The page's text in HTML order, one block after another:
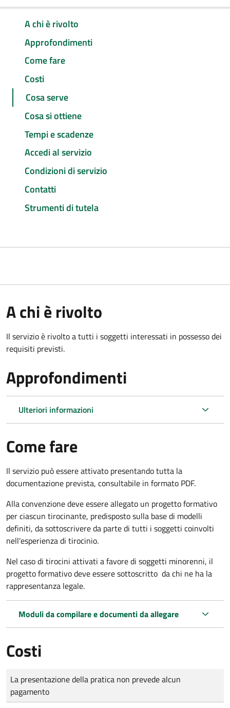
A chi è rivolto
Approfondimenti
Come fare
Costi
Cosa serve
Cosa si ottiene
Tempi e scadenze
Accedi al servizio
Condizioni di servizio
Contatti
Strumenti di tutela
A chi è rivolto
Il servizio è rivolto a tutti i soggetti interessati in possesso dei
requisiti previsti.
Approfondimenti
Ulteriori informazioni
Come fare
Il servizio può essere attivato presentando tutta la
documentazione prevista, consultabile in formato PDF.
Alla convenzione deve essere allegato un progetto formativo
per ciascun tirocinante, predisposto sulla base di modelli
definiti, da sottoscrivere da parte di tutti i soggetti coinvolti
nell'esperienza di tirocinio.
Nel caso di tirocini attivati a favore di soggetti minorenni, il
progetto formativo deve essere sottoscritto da chi ne ha la
rappresentanza legale.
Moduli da compilare e documenti da allegare
Costi
Tipo di pagamento
Importo
La presentazione della pratica non prevede alcun
pagamento